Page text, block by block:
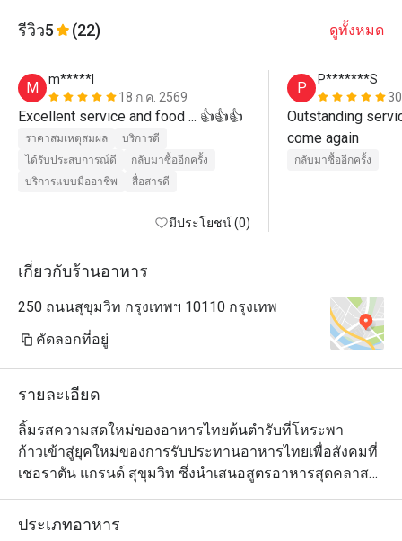
รีวิว5 (22) ดูทั้งหมด
M
m*****l
18 ก.ค. 2569
Excellent service and food ... 👍👍👍
ราคาสมเหตุสมผล
บริการดี
ได้รับประสบการณ์ดี
กลับมาซื้ออีกครั้ง
บริการแบบมืออาชีพ
สื่อสารดี
มีประโยชน์ (0)
P
P*******S
Outstanding
come again
กลับมาซื้ออีกครั้ง
เกี่ยวกับร้านอาหาร
250 ถนนสุขุมวิท กรุงเทพฯ 10110 กรุงเทพ
คัดลอกที่อยู่
รายละเอียด
ลิ้มรสความสดใหม่ของอาหารไทยต้นตำรับที่โหระพา
ก้าวเข้าสู่ยุคใหม่ของการรับประทานอาหารไทยเพื่อสังคมที่
เชอราตัน แกรนด์ สุขุมวิท ซึ่งนำเสนอสูตรอาหารสุดคลาส
สิกใน
มีสไตล์ร่วมสมัยใจกลางกรุงเทพฯ
ประเภทอาหาร